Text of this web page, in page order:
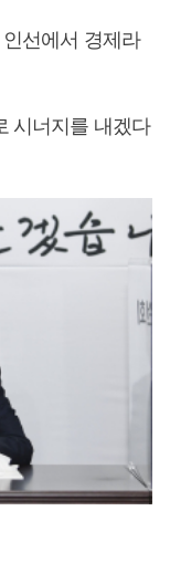
선에서 경제라
시너지를 내겠다